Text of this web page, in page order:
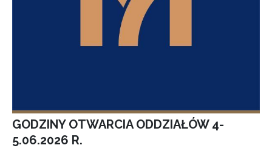
GODZINY OTWARCIA ODDZIAŁÓW 4-
5.06.2026 R.